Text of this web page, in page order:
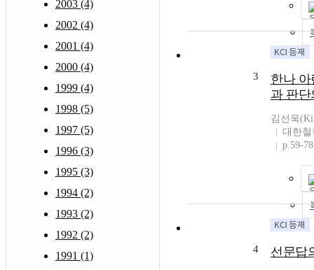
2003 (4)
2002 (4)
2001 (4)
2000 (4)
1999 (4)
1998 (5)
1997 (5)
1996 (3)
1995 (3)
1994 (2)
1993 (2)
1992 (2)
1991 (1)
3
한나
과 판
김선욱
대한철
p.59-78
4 선문답